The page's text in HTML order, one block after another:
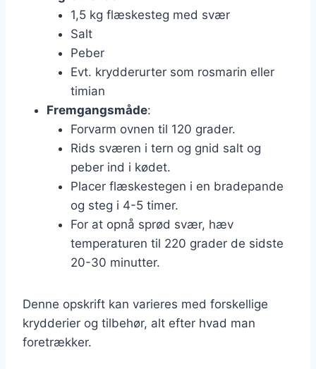
1,5 kg flæskesteg med svær
Salt
Peber
Evt. krydderurter som rosmarin eller
timian
Fremgangsmåde:
Forvarm ovnen til 120 grader.
Rids sværen i tern og gnid salt og
peber ind i kødet.
Placer flæskestegen i en bradepande
og steg i 4-5 timer.
For at opnå sprød svær, hæv
temperaturen til 220 grader de sidste
20-30 minutter.
Denne opskrift kan varieres med forskellige
krydderier og tilbehør, alt efter hvad man
foretrækker.